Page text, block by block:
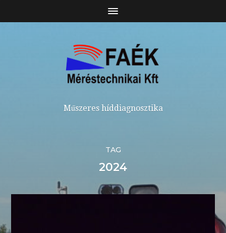
Műszeres híddiagnosztika
TAG
2024